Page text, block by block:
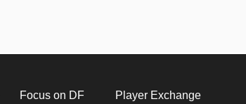
Focus on DF
Player Exchange